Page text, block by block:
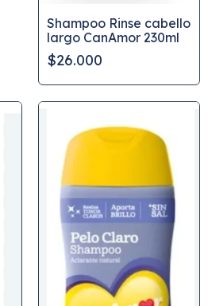
Shampoo Rinse cabello
largo CanAmor 230ml
$26.000